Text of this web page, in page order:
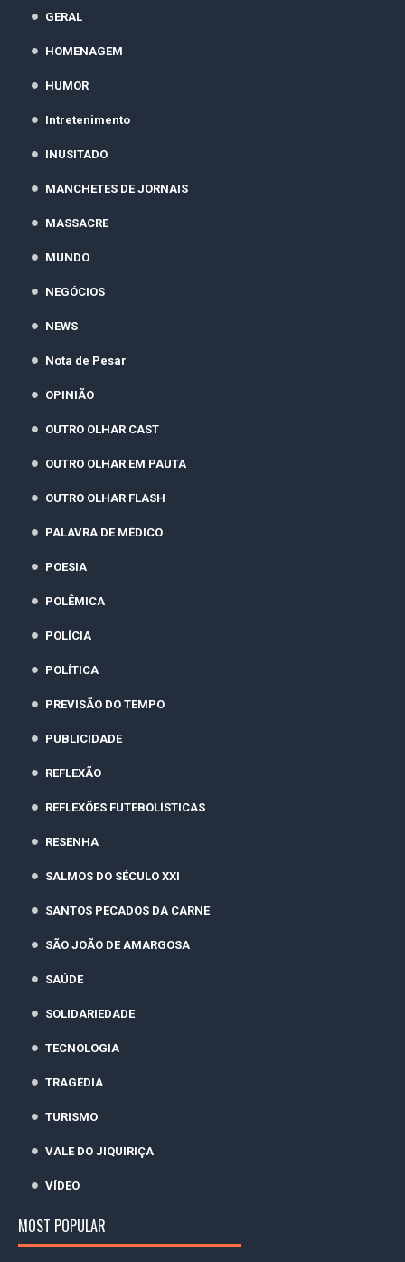
GERAL
HOMENAGEM
HUMOR
Intretenimento
INUSITADO
MANCHETES DE JORNAIS
MASSACRE
MUNDO
NEGÓCIOS
NEWS
Nota de Pesar
OPINIÃO
OUTRO OLHAR CAST
OUTRO OLHAR EM PAUTA
OUTRO OLHAR FLASH
PALAVRA DE MÉDICO
POESIA
POLÊMICA
POLÍCIA
POLÍTICA
PREVISÃO DO TEMPO
PUBLICIDADE
REFLEXÃO
REFLEXÕES FUTEBOLÍSTICAS
RESENHA
SALMOS DO SÉCULO XXI
SANTOS PECADOS DA CARNE
SÃO JOÃO DE AMARGOSA
SAÚDE
SOLIDARIEDADE
TECNOLOGIA
TRAGÉDIA
TURISMO
VALE DO JIQUIRIÇA
VÍDEO
MOST POPULAR